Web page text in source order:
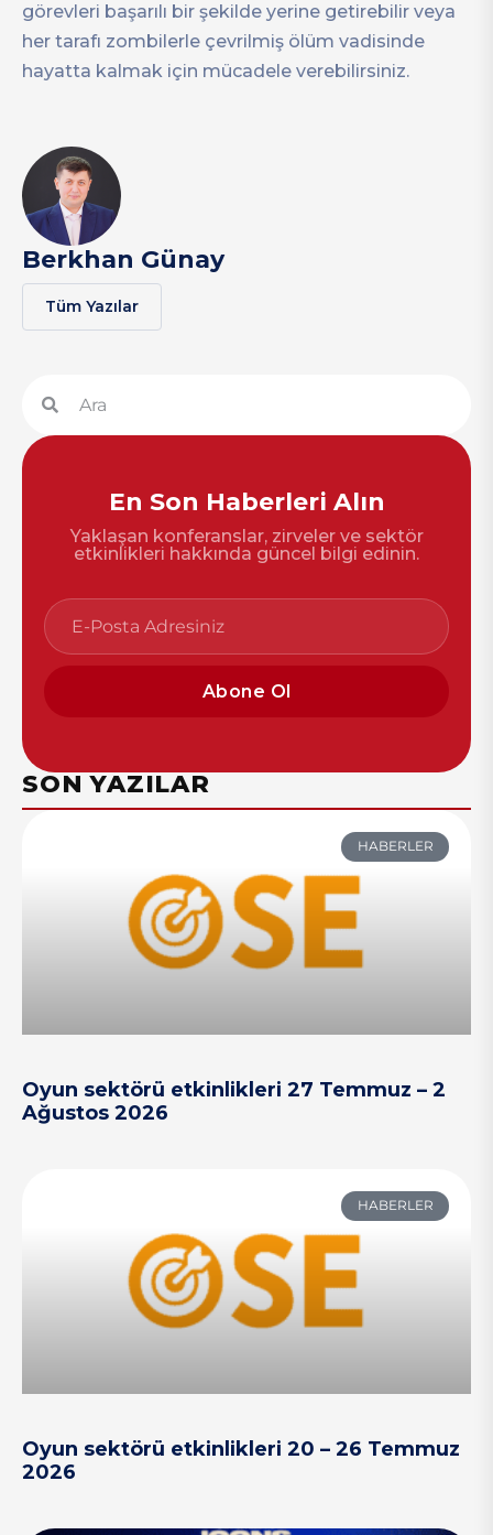
görevleri başarılı bir şekilde yerine getirebilir veya
her tarafı zombilerle çevrilmiş ölüm vadisinde
hayatta kalmak için mücadele verebilirsiniz.
Berkhan Günay
Tüm Yazılar
En Son Haberleri Alın
Yaklaşan konferanslar, zirveler ve sektör
etkinlikleri hakkında güncel bilgi edinin.
Abone Ol
SON YAZILAR
HABERLER
Oyun sektörü etkinlikleri 27 Temmuz – 2
Ağustos 2026
HABERLER
Oyun sektörü etkinlikleri 20 – 26 Temmuz
2026